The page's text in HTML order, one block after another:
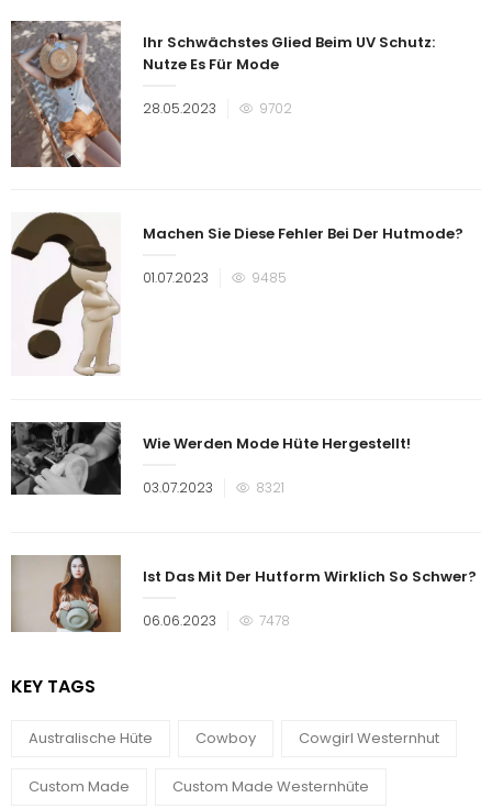
Ihr Schwächstes Glied Beim UV Schutz:
Nutze Es Für Mode
Veröffentlicht
28.05.2023 9702
Machen Sie Diese Fehler Bei Der Hutmode?
Veröffentlicht
01.07.2023 9485
Wie Werden Mode Hüte Hergestellt!
Veröffentlicht
03.07.2023 8321
Ist Das Mit Der Hutform Wirklich So Schwer?
Veröffentlicht
06.06.2023 7478
KEY TAGS
Australische Hüte Cowboy Cowgirl Westernhut
Custom Made Custom Made Westernhüte